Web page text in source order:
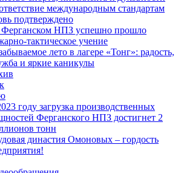
международным стандартам
подтверждено
НПЗ успешно прошло
тактическое учение
лето в лагере «Тонг»: радость,
и яркие каникулы
году загрузка производственных
Ферганского НПЗ достигнет 2
тонн
династия Омоновых – гордость